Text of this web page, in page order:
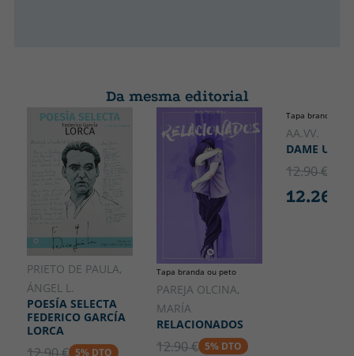
Da mesma editorial
PRIETO DE PAULA,
ÁNGEL L.
POESÍA SELECTA
FEDERICO GARCÍA
LORCA
5% DTO
Tapa branda ou peto
PAREJA OLCINA,
MARÍA
RELACIONADOS
12.90 € 5% DTO
Tapa branda ou
AA.VV.
DAME UN
12.90 €
12.26 €